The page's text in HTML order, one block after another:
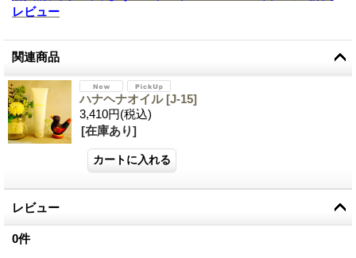
レビュー
関連商品
ハナヘナオイル[J-15]
3,410円(税込)
[在庫あり]
レビュー
0件